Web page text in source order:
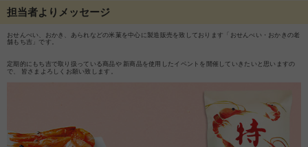
担当者よりメッセージ
おせんべい、おかき、あられなどの米菓を中心に製造販売を致しております「おせんべい・おかきの老
舗もち吉」です。
定期的にもち吉で取り扱っている商品や 新商品を使用したイベントを開催していきたいと思いますの
で、 皆さまよろしくお願い致します。